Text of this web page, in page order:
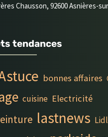
Chausson, 92600 Asnières-
tendances
bonnes affaires
cuisine Electricité
lastnews Lidl